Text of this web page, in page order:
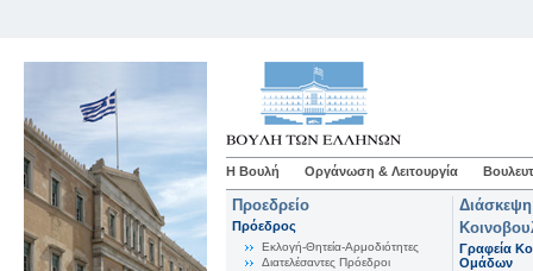
Η Βουλή Οργάνωση & Λειτουργία
Προεδρείο
Πρόεδρος
Εκλογή-Θητεία-Αρμοδιότητες
Διατελέσαντες Πρόεδροι
Γραφεία
Ομάδων